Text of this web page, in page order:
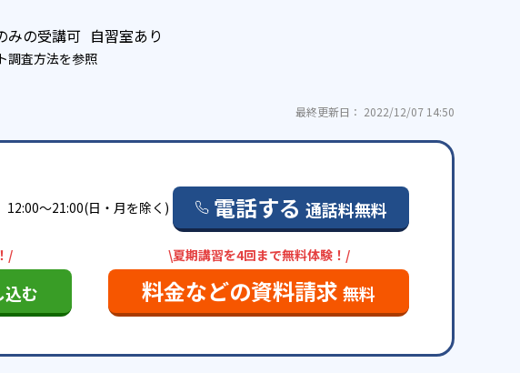
みの受講可 自習室あり
調査方法を参照
最終更新日： 2022/12/07 14:50
12:00～21:00(日・月を除く) 電話する 通話料無料
/
込む
\夏期講習を4回まで無料体験！/
料金などの資料請求 無料